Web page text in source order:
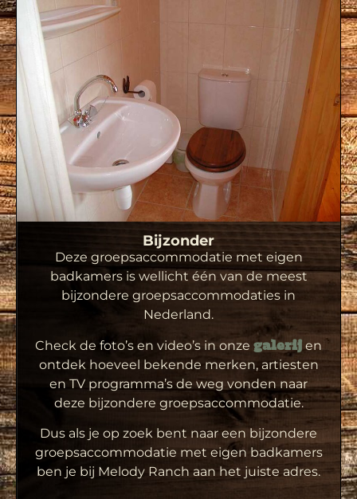
Bijzonder
Deze groepsaccommodatie met eigen
badkamers is wellicht één van de meest
bijzondere groepsaccommodaties in
Nederland.
Check de foto’s en video’s in onze galerij en
ontdek hoeveel bekende merken, artiesten
en TV programma’s de weg vonden naar
deze bijzondere groepsaccommodatie.
Dus als je op zoek bent naar een bijzondere
groepsaccommodatie met eigen badkamers
ben je bij Melody Ranch aan het juiste adres.